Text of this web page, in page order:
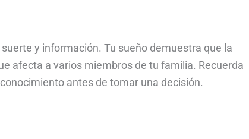
y información. Tu sueño demuestra que la
afecta a varios miembros de tu familia. Recuerda
antes de tomar una decisión.